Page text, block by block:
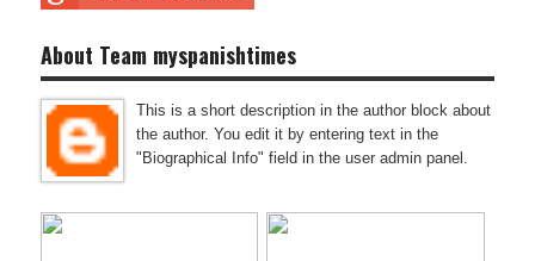
About Team myspanishtimes
This is a short description in the author block about
the author. You edit it by entering text in the
"Biographical Info" field in the user admin panel.